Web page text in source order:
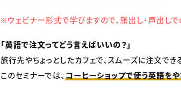
※ウェビナー形式で学びますので、顔出し・声出しで
「英語で注文ってどう言えばいいの？」
旅行先やちょっとしたカフェで、スムーズに注文で
このセミナーでは、 コーヒーショップで使う英語をや